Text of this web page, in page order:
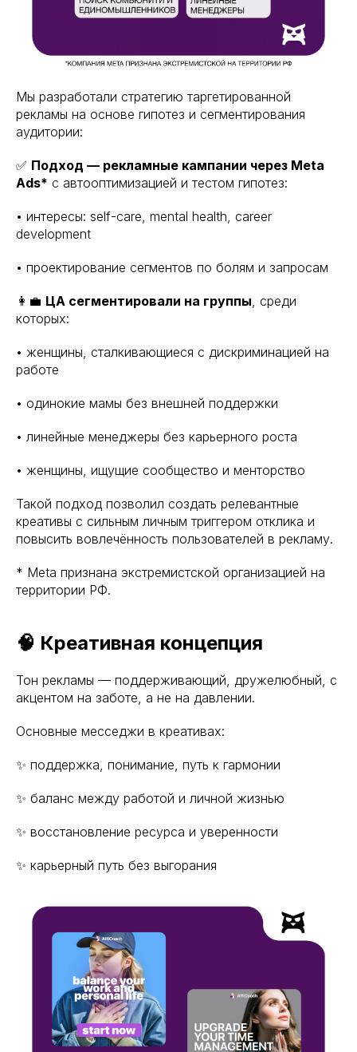
Мы разработали стратегию таргетированной
рекламы на основе гипотез и сегментирования
аудитории:
✅ Подход — рекламные кампании через Meta
Ads* с автооптимизацией и тестом гипотез:
• интересы: self-care, mental health, career
development
• проектирование сегментов по болям и запросам
👩‍💼 ЦА сегментировали на группы, среди
которых:
• женщины, сталкивающиеся с дискриминацией на
работе
• одинокие мамы без внешней поддержки
• линейные менеджеры без карьерного роста
• женщины, ищущие сообщество и менторство
Такой подход позволил создать релевантные
креативы с сильным личным триггером отклика и
повысить вовлечённость пользователей в рекламу.
* Meta признана экстремистской организацией на
территории РФ.
🧠 Креативная концепция
Тон рекламы — поддерживающий, дружелюбный, с
акцентом на заботе, а не на давлении.
Основные месседжи в креативах:
✨ поддержка, понимание, путь к гармонии
✨ баланс между работой и личной жизнью
✨ восстановление ресурса и уверенности
✨ карьерный путь без выгорания